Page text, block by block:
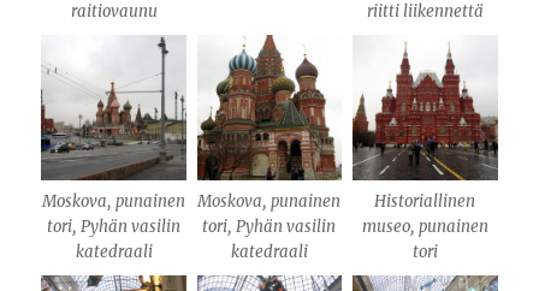
raitiovaunu
riitti liikennettä
Moskova, punainen
tori, Pyhän vasilin
katedraali
Moskova, punainen
tori, Pyhän vasilin
katedraali
Historiallinen
museo, punainen
tori